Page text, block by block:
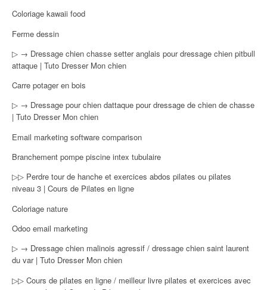
Coloriage kawaii food
Ferme dessin
▷ → Dressage chien chasse setter anglais pour dressage chien pitbull
attaque | Tuto Dresser Mon chien
Carre potager en bois
▷ → Dressage pour chien dattaque pour dressage de chien de chasse
| Tuto Dresser Mon chien
Email marketing software comparison
Branchement pompe piscine intex tubulaire
▷▷ Perdre tour de hanche et exercices abdos pilates ou pilates
niveau 3 | Cours de Pilates en ligne
Coloriage nature
Odoo email marketing
▷ → Dressage chien malinois agressif / dressage chien saint laurent
du var | Tuto Dresser Mon chien
▷▷ Cours de pilates en ligne / meilleur livre pilates et exercices avec